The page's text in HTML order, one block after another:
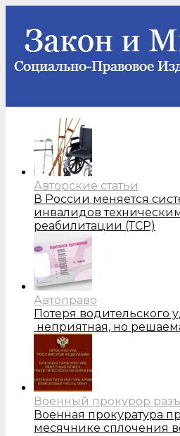
Авторские статьи
В России меняется
инвалидов
реабилитации (ТСР)
Автоправо
Потеря водительского
неприятная, но
Военный прокурор
Военная прокуратура
месячнике сплочения